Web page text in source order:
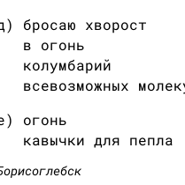
бросаю хворост
в огонь
колумбарий
всевозможных
огонь
кавычки для пепла